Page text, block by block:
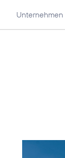
Unternehmen